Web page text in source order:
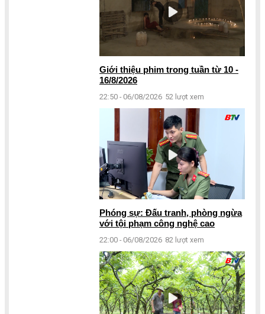
Giới thiệu phim trong tuần từ 10 -
16/8/2026
22:50 - 06/08/2026 52 lượt xem
Phóng sự: Đấu tranh, phòng ngừa
với tội phạm công nghệ cao
22:00 - 06/08/2026 82 lượt xem